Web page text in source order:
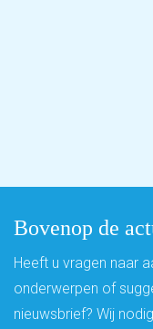
Bovenop de
Heeft u vragen naar
onderwerpen of
nieuwsbrief? Wij